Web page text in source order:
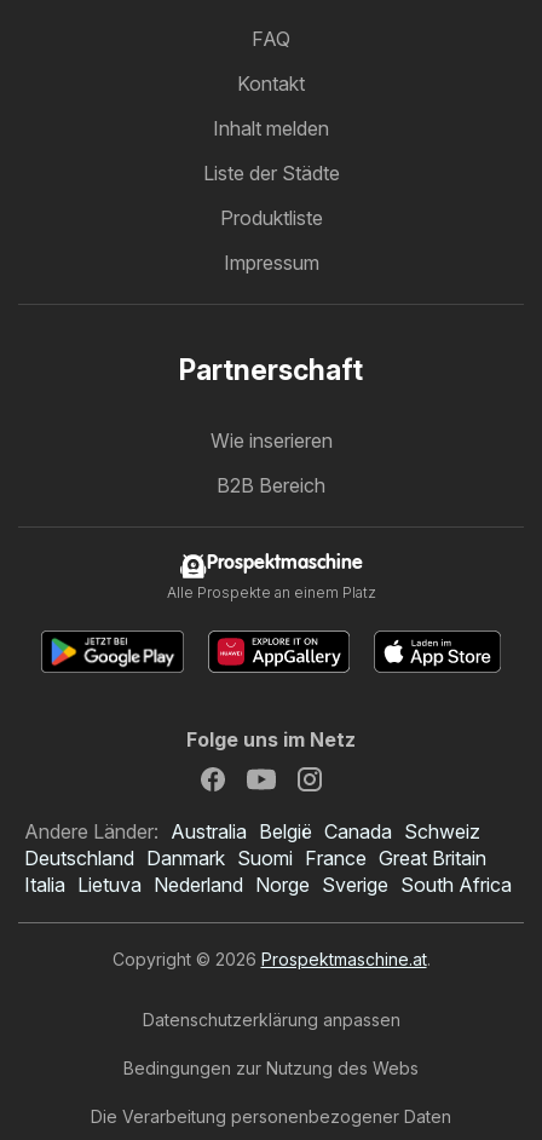
FAQ
Kontakt
Inhalt melden
Liste der Städte
Produktliste
Impressum
Partnerschaft
Wie inserieren
B2B Bereich
Prospektmaschine
Alle Prospekte an einem Platz
Folge uns im Netz
Andere Länder: Australia België Canada Schweiz
Deutschland Danmark Suomi France Great Britain
Italia Lietuva Nederland Norge Sverige South Africa
Copyright © 2026 Prospektmaschine.at.
Datenschutzerklärung anpassen
Bedingungen zur Nutzung des Webs
Die Verarbeitung personenbezogener Daten